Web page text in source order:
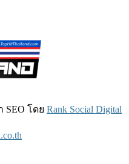
โดย Rank Social Digital